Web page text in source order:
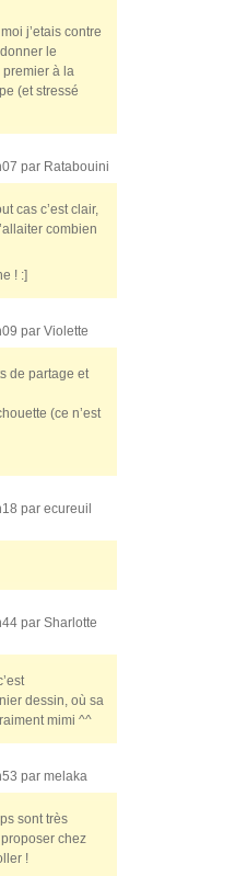
j’etais contre
le
premier à la
(et stressé
par Ratabouini
cas c’est clair,
combien
! :]
par Violette
de partage et
(ce n’est
par ecureuil
par Sharlotte
dessin, où sa
mimi ^^
par melaka
sont très
chez
!